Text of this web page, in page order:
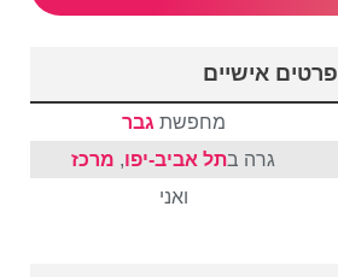
פרטים אישיים
מחפשת גבר
גרה בתל אביב-יפו, מרכז
ואני